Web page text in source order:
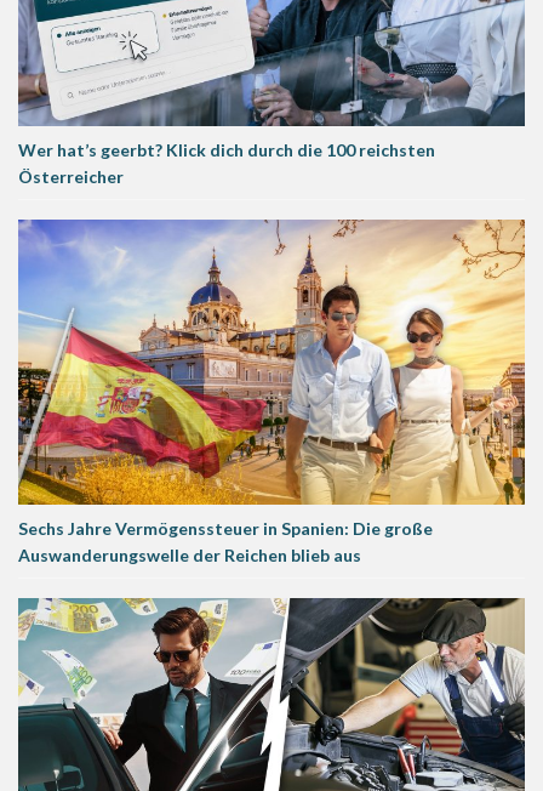
Wer hat’s geerbt? Klick dich durch die 100 reichsten
Österreicher
Sechs Jahre Vermögenssteuer in Spanien: Die große
Auswanderungswelle der Reichen blieb aus